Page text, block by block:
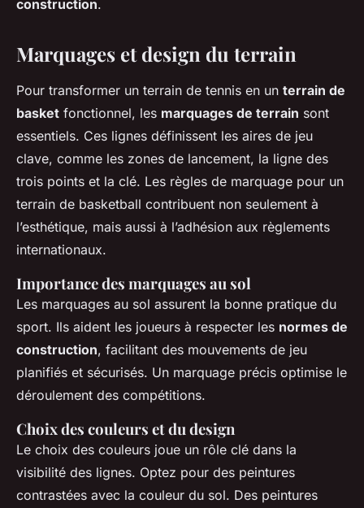
construction.
Marquages et design du terrain
Pour transformer un terrain de tennis en un terrain de
basket fonctionnel, les marquages de terrain sont
essentiels. Ces lignes définissent les aires de jeu
clave, comme les zones de lancement, la ligne des
trois points et la clé. Les règles de marquage pour un
terrain de basketball contribuent non seulement à
l’esthétique, mais aussi à l’adhésion aux règlements
internationaux.
Importance des marquages au sol
Les marquages au sol assurent la bonne pratique du
sport. Ils aident les joueurs à respecter les normes de
construction, facilitant des mouvements de jeu
planifiés et sécurisés. Un marquage précis optimise le
déroulement des compétitions.
Choix des couleurs et du design
Le choix des couleurs joue un rôle clé dans la
visibilité des lignes. Optez pour des peintures
contrastées avec la couleur du sol. Des peintures